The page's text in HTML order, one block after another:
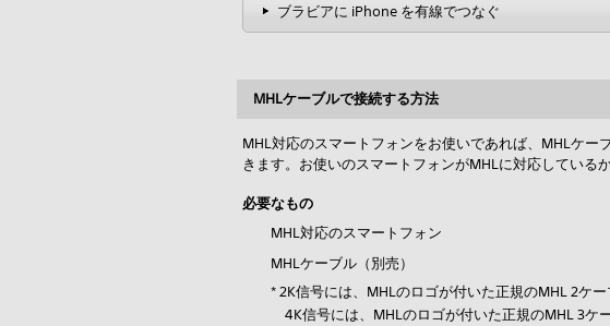
ブラビアに iPhone を有線でつなぐ
MHLケーブルで接続する方法
MHL対応のスマートフォンをお使いであれば、MHLケ
きます。お使いのスマートフォンがMHLに対応している
必要なもの
MHL対応のスマートフォン
MHLケーブル（別売）
* 2K信号には、MHLのロゴが付いた正規のMHL 2ケー
4K信号には、MHLのロゴが付いた正規のMHL 3ケ